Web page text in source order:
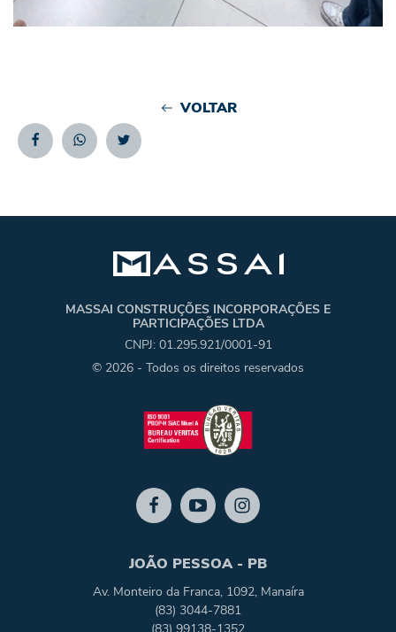
VOLTAR
FacebookWhatsappTwitter
MASSAI CONSTRUÇÕES INCORPORAÇÕES E
PARTICIPAÇÕES LTDA
CNPJ: 01.295.921/0001-91
© 2026 - Todos os direitos reservados
JOÃO PESSOA - PB
Av. Monteiro da Franca, 1092, Manaíra
(83) 3044-7881